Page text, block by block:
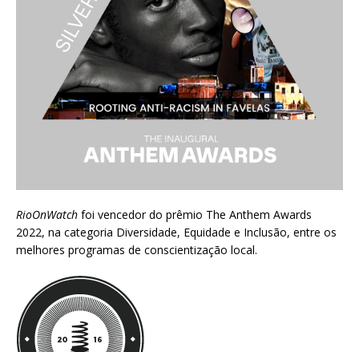
RioOnWatch foi vencedor do prêmio The Anthem Awards
2022, na categoria Diversidade, Equidade e Inclusão, entre os
melhores programas de conscientização local.